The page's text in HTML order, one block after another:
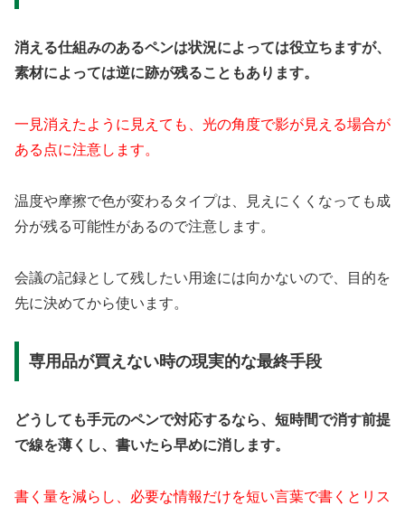
消える仕組みのあるペンは状況によっては役立ちますが、
素材によっては逆に跡が残ることもあります。
一見消えたように見えても、光の角度で影が見える場合が
ある点に注意します。
温度や摩擦で色が変わるタイプは、見えにくくなっても成
分が残る可能性があるので注意します。
会議の記録として残したい用途には向かないので、目的を
先に決めてから使います。
専用品が買えない時の現実的な最終手段
どうしても手元のペンで対応するなら、短時間で消す前提
で線を薄くし、書いたら早めに消します。
書く量を減らし、必要な情報だけを短い言葉で書くとリス